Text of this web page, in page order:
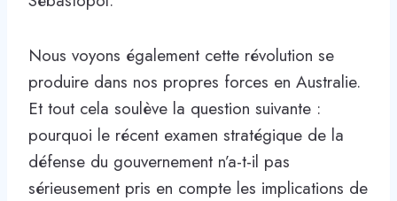
Nous voyons également cette révolution se
produire dans nos propres forces en Australie.
Et tout cela soulève la question suivante :
pourquoi le récent examen stratégique de la
défense du gouvernement n’a-t-il pas
sérieusement pris en compte les implications de